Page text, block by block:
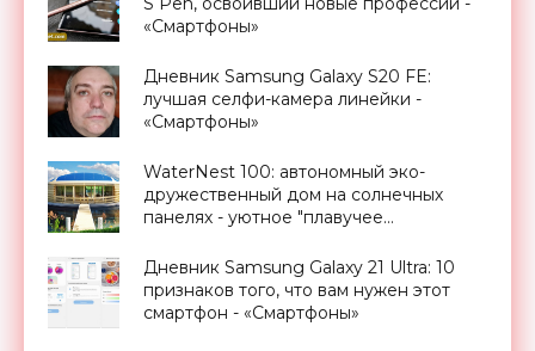
«Смартфоны»
Дневник Samsung Galaxy S20 FE:
лучшая селфи-камера линейки -
«Смартфоны»
WaterNest 100: автономный эко-
дружественный дом на солнечных
панелях - уютное "плавучее
Дневник Samsung Galaxy 21 Ultra: 10
признаков того, что вам нужен этот
смартфон - «Смартфоны»